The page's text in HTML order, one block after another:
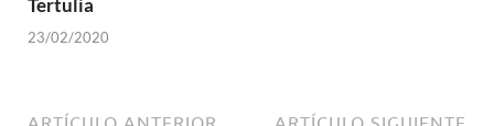
Tertulia
23/02/2020